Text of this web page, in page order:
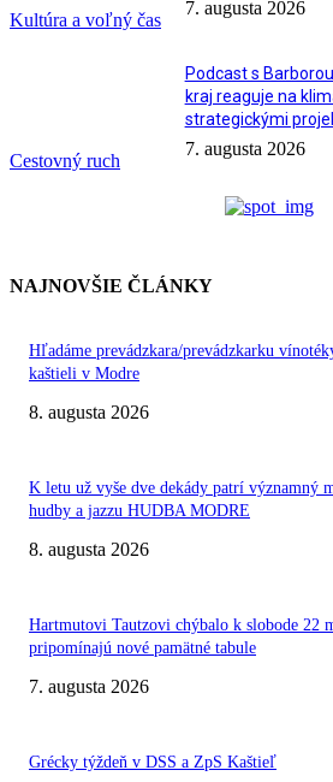
Kultúra a voľný čas
7. augusta 2026
Cestovný ruch
Podcast s
kraj reaguje na
strategickými
7. augusta 2026
NAJNOVŠIE ČLÁNKY
Hľadáme prevádzkara/prevádzkarku
kaštieli v Modre
8. augusta 2026
K letu už vyše dve dekády patrí významný
hudby a jazzu HUDBA MODRE
8. augusta 2026
Hartmutovi Tautzovi chýbalo k slobode 22
pripomínajú nové pamätné tabule
7. augusta 2026
Grécky týždeň v DSS a ZpS Kaštieľ